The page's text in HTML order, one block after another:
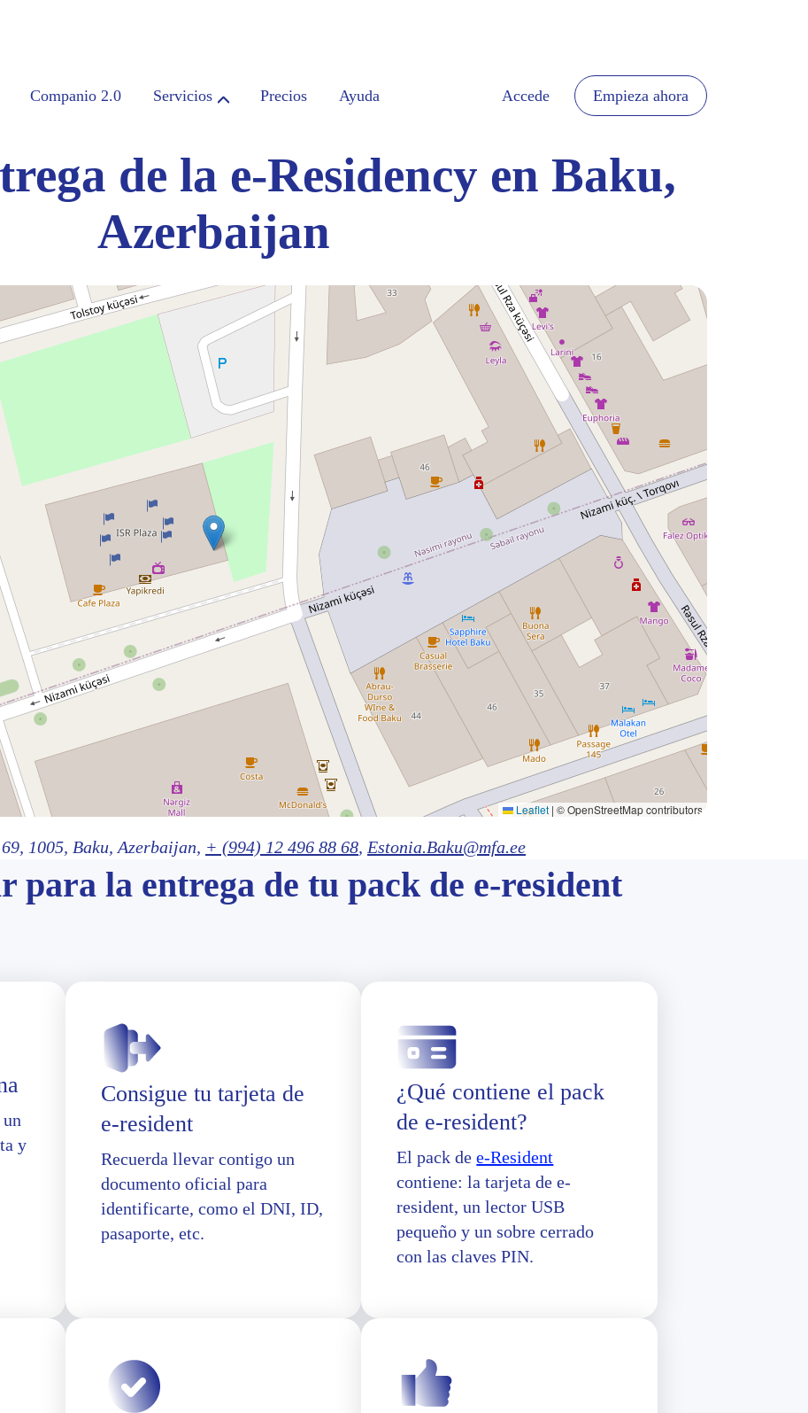
Companio 2.0 Servicios Precios Ayuda Accede Empieza ahora
de la e-Residency en Baku,
Azerbaijan
Leaflet | © OpenStreetMap contributors
1005, Baku, Azerbaijan, + (994) 12 496 88 68, Estonia.Baku@mfa.ee
para la entrega de tu pack de e-resident
y
Consigue tu tarjeta de
e-resident
Recuerda llevar contigo un
documento oficial para
identificarte, como el DNI, ID,
pasaporte, etc.
¿Qué contiene el pack
de e-resident?
El pack dee-Resident
contiene: la tarjeta de e-
resident, un lector USB
pequeño y un sobre cerrado
con las claves PIN.